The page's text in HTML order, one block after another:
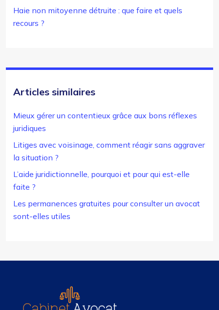
Haie non mitoyenne détruite : que faire et quels
recours ?
Articles similaires
Mieux gérer un contentieux grâce aux bons réflexes
juridiques
Litiges avec voisinage, comment réagir sans aggraver
la situation ?
L’aide juridictionnelle, pourquoi et pour qui est-elle
faite ?
Les permanences gratuites pour consulter un avocat
sont-elles utiles